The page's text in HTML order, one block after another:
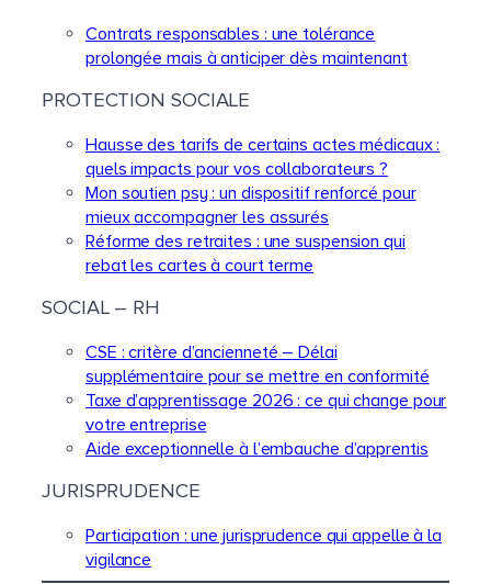
Contrats responsables : une tolérance
prolongée mais à anticiper dès maintenant
PROTECTION SOCIALE
Hausse des tarifs de certains actes médicaux :
quels impacts pour vos collaborateurs ?
Mon soutien psy : un dispositif renforcé pour
mieux accompagner les assurés
Réforme des retraites : une suspension qui
rebat les cartes à court terme
SOCIAL – RH
CSE : critère d’ancienneté – Délai
supplémentaire pour se mettre en conformité
Taxe d’apprentissage 2026 : ce qui change pour
votre entreprise
Aide exceptionnelle à l’embauche d’apprentis
JURISPRUDENCE
Participation : une jurisprudence qui appelle à la
vigilance